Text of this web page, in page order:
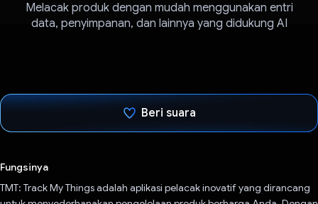
Melacak produk dengan mudah menggunakan entri
data, penyimpanan, dan lainnya yang didukung AI
Beri suara
Fungsinya
TMT: Track My Things adalah aplikasi pelacak inovatif yang dirancang